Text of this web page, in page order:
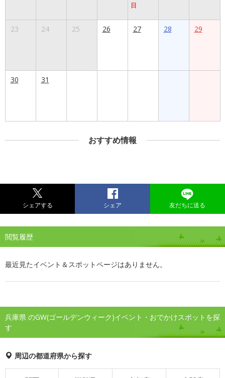
日
23 24 25 26 27 28 29
30 31
おすすめ情報
シェアする シェア 友だちに送る
閲覧履歴
最近見たイベント＆スポットページはありません。
兵庫県 のGW(ゴールデンウィーク)イベント・おでかけスポットを探
す
周辺の都道府県から探す